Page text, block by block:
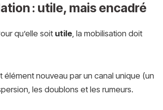
: utile, mais encadré
qu’elle soit utile, la mobilisation doit
nouveau par un canal unique (un
les doublons et les rumeurs.